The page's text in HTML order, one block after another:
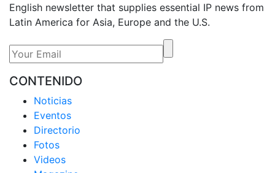
English newsletter that supplies essential IP news from
Latin America for Asia, Europe and the U.S.
CONTENIDO
Noticias
Eventos
Directorio
Fotos
Videos